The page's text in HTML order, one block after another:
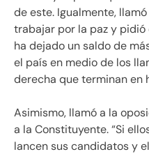
de este. Igualmente,
trabajar por la paz y pidió
ha dejado un saldo de
el país en medio de los
derecha que terminan en
Asimismo, llamó a la
a la Constituyente. “Si
lancen sus candidatos y